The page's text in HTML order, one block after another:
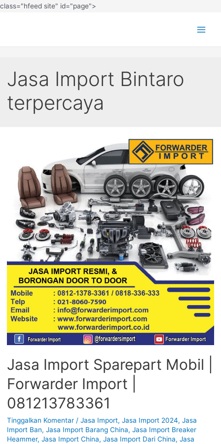
class="hfeed site" id="page">
Jasa Import Bintaro
terpercaya
Jasa Import Sparepart Mobil |
Forwarder Import |
081213783361
Tinggalkan Komentar / Jasa Import, Jasa Import 2024, Jasa
Import Ban, Jasa Import Barang China, Jasa Import Breaker
Heammer, Jasa Import China, Jasa Import Dari China, Jasa